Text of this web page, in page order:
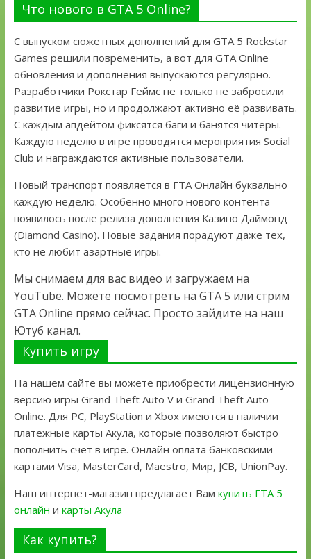
Что нового в GTA 5 Online?
С выпуском сюжетных дополнений для GTA 5 Rockstar
Games решили повременить, а вот для GTA Online
обновления и дополнения выпускаются регулярно.
Разработчики Рокстар Геймс не только не забросили
развитие игры, но и продолжают активно её развивать.
С каждым апдейтом фиксятся баги и банятся читеры.
Каждую неделю в игре проводятся мероприятия Social
Club и награждаются активные пользователи.
Новый транспорт появляется в ГТА Онлайн буквально
каждую неделю. Особенно много нового контента
появилось после релиза дополнения Казино Даймонд
(Diamond Casino). Новые задания порадуют даже тех,
кто не любит азартные игры.
Мы снимаем для вас видео и загружаем на
YouTube. Можете посмотреть на GTA 5 или стрим
GTA Online прямо сейчас. Просто зайдите на наш
Ютуб канал.
Купить игру
На нашем сайте вы можете приобрести лицензионную
версию игры Grand Theft Auto V и Grand Theft Auto
Online. Для PC, PlayStation и Xbox имеются в наличии
платежные карты Акула, которые позволяют быстро
пополнить счет в игре. Онлайн оплата банковскими
картами Visa, MasterCard, Maestro, Мир, JCB, UnionPay.
Наш интернет-магазин предлагает Вам купить ГТА 5
онлайн и карты Акула
Как купить?